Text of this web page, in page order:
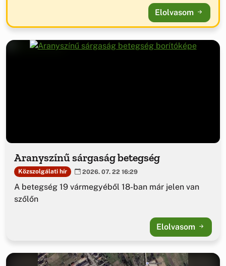
Elolvasom
Aranyszínű sárgaság betegség
Közszolgálati hír 2026. 07. 22 16:29
A betegség 19 vármegyéből 18-ban már jelen van
szőlőn
Elolvasom